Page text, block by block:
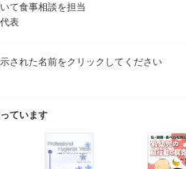
て食事相談を担当
表
された名前をクリックしてください
ています